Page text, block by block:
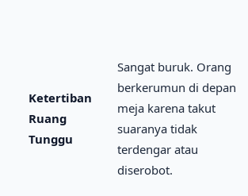
Ketertiban
Ruang
Tunggu
Sangat buruk. Orang
berkerumun di depan
meja karena takut
suaranya tidak
terdengar atau
diserobot.